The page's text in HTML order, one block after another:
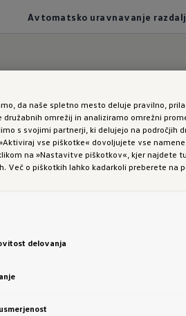
Avtomatsko uravnavanje
hitrosti.
razdalje
uravnavanje razdalje
da naše spletno mesto deluje pravilno,
omrežij in analiziramo omrežni
s svojimi partnerji, ki delujejo na področjih
vse piškotke« dovoljujete vse
na »Nastavitve piškotkov«, kjer najdete
Več o piškotkih lahko kadarkoli preberete na
delovanja